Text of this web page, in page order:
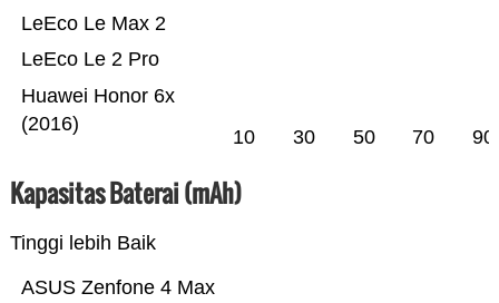
Huawei Honor 6x
(2016)
LeEco Le 2 Pro
LeEco Le Max 2
10 30 50 70 90
Kapasitas Baterai (mAh)
Tinggi lebih Baik
ASUS Zenfone 4 Max